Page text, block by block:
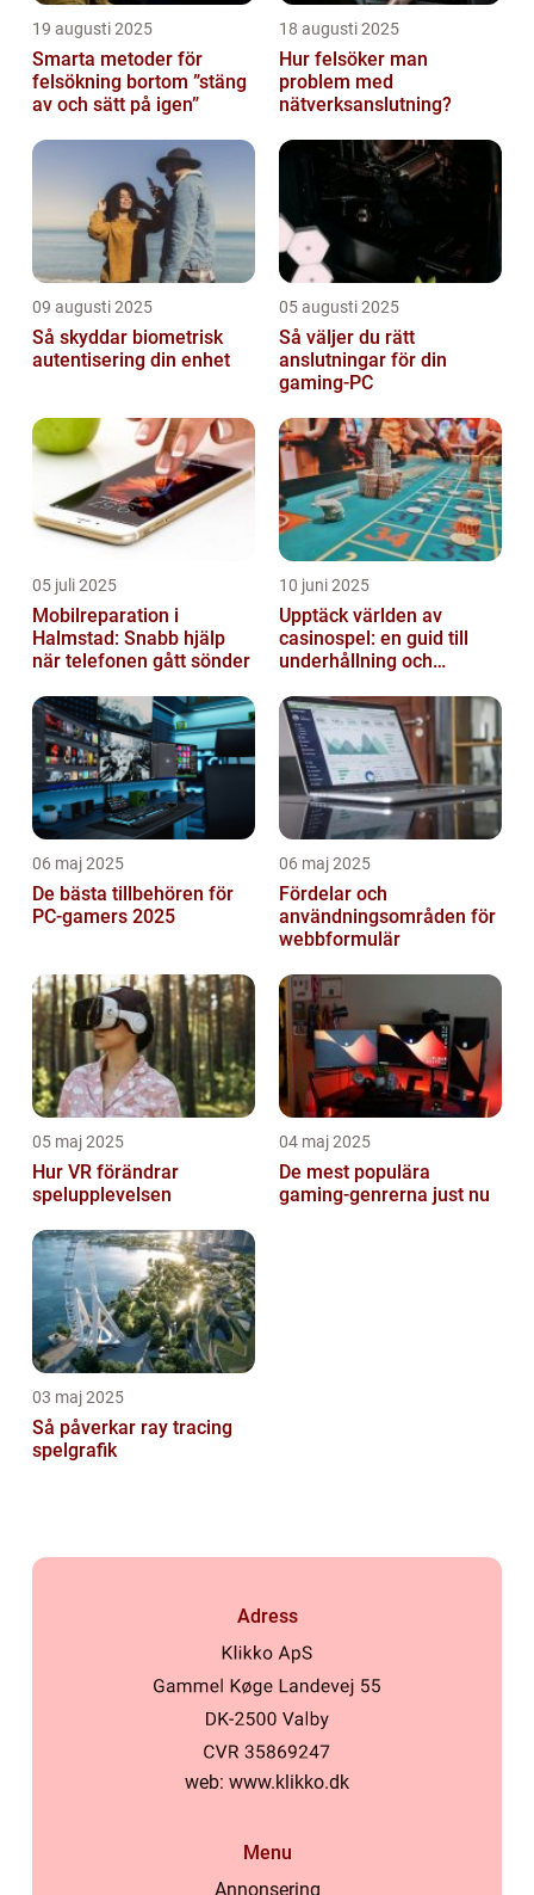
19 augusti 2025
Smarta metoder för
felsökning bortom ”stäng
av och sätt på igen”
18 augusti 2025
Hur felsöker man
problem med
nätverksanslutning?
09 augusti 2025
Så skyddar biometrisk
autentisering din enhet
05 augusti 2025
Så väljer du rätt
anslutningar för din
gaming-PC
05 juli 2025
Mobilreparation i
Halmstad: Snabb hjälp
när telefonen gått sönder
10 juni 2025
Upptäck världen av
casinospel: en guid till
underhållning och
06 maj 2025
De bästa tillbehören för
PC-gamers 2025
06 maj 2025
Fördelar och
användningsområden för
webbformulär
05 maj 2025
Hur VR förändrar
spelupplevelsen
04 maj 2025
De mest populära
gaming-genrerna just nu
03 maj 2025
Så påverkar ray tracing
spelgrafik
Adress
web: www.klikko.dk
Menu
Annonsering